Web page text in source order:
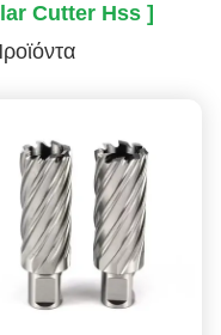
Cutter Hss ]